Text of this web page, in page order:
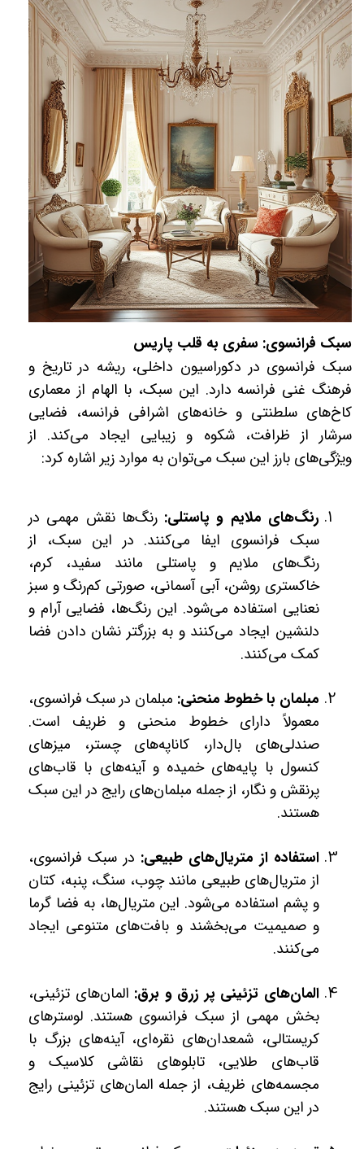
سبک فرانسوی: سفری به قلب پاریس
سبک فرانسوی در دکوراسیون داخلی، ریشه در تاریخ و
فرهنگ غنی فرانسه دارد. این سبک، با الهام از معماری
کاخ‌های سلطنتی و خانه‌های اشرافی فرانسه، فضایی
سرشار از ظرافت، شکوه و زیبایی ایجاد می‌کند. از
ویژگی‌های بارز این سبک می‌توان به موارد زیر اشاره کرد:
رنگ‌های ملایم و پاستلی: رنگ‌ها نقش مهمی در
سبک فرانسوی ایفا می‌کنند. در این سبک، از
رنگ‌های ملایم و پاستلی مانند سفید، کرم،
خاکستری روشن، آبی آسمانی، صورتی کم‌رنگ و سبز
نعنایی استفاده می‌شود. این رنگ‌ها، فضایی آرام و
دلنشین ایجاد می‌کنند و به بزرگتر نشان دادن فضا
کمک می‌کنند.
مبلمان با خطوط منحنی: مبلمان در سبک فرانسوی،
معمولاً دارای خطوط منحنی و ظریف است.
صندلی‌های بال‌دار، کاناپه‌های چستر، میزهای
کنسول با پایه‌های خمیده و آینه‌های با قاب‌های
پرنقش و نگار، از جمله مبلمان‌های رایج در این سبک
هستند.
استفاده از متریال‌های طبیعی: در سبک فرانسوی،
از متریال‌های طبیعی مانند چوب، سنگ، پنبه، کتان
و پشم استفاده می‌شود. این متریال‌ها، به فضا گرما
و صمیمیت می‌بخشند و بافت‌های متنوعی ایجاد
می‌کنند.
المان‌های تزئینی پر زرق و برق: المان‌های تزئینی،
بخش مهمی از سبک فرانسوی هستند. لوسترهای
کریستالی، شمعدان‌های نقره‌ای، آینه‌های بزرگ با
قاب‌های طلایی، تابلوهای نقاشی کلاسیک و
مجسمه‌های ظریف، از جمله المان‌های تزئینی رایج
در این سبک هستند.